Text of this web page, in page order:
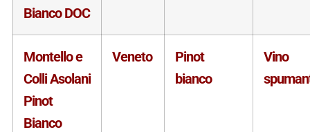
Bianco DOC
Montello e
Colli Asolani
Pinot
Bianco
Veneto
Pinot
bianco
Vino